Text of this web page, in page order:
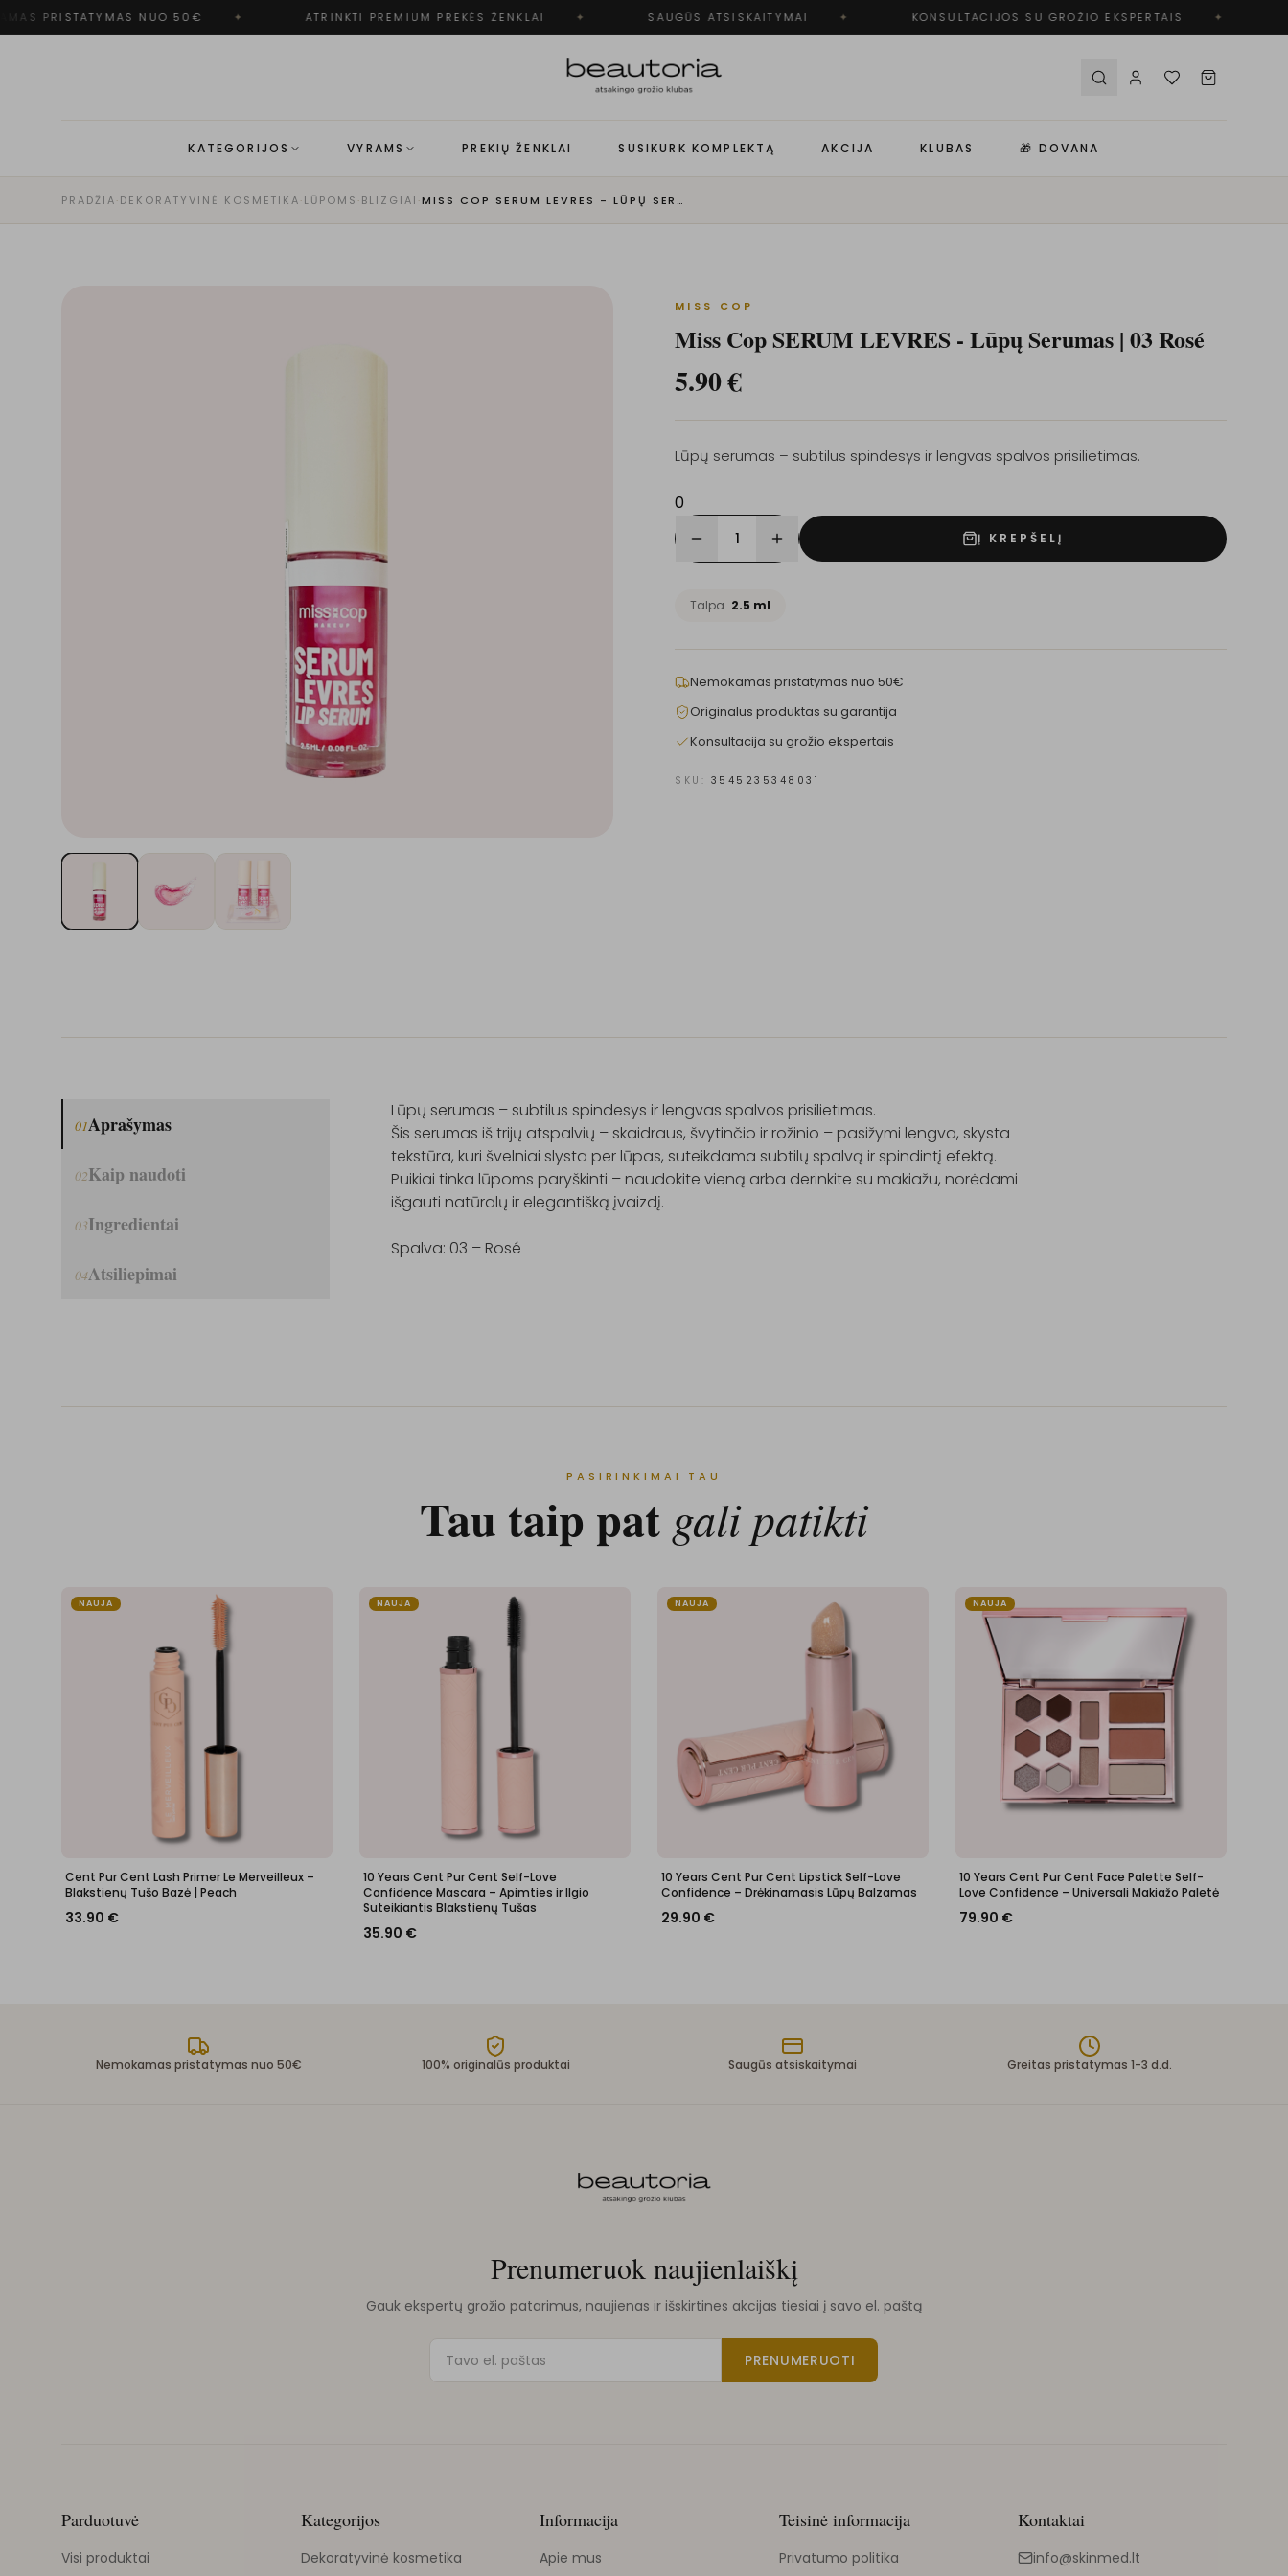
PRISTATYMAS NUO 50€ ATRINKTI PREMIUM PREKĖS ŽENKLAI SAUGŪS ATSISKAITYMAI KONSULTACIJOS SU GROŽIO EKSPERTAIS
KATEGORIJOS VYRAMS PREKIŲ ŽENKLAI SUSIKURK KOMPLEKTĄ AKCIJA KLUBAS 🎁 DOVANA
PRADŽIA·DEKORATYVINĖ KOSMETIKA·LŪPOMS ·BLIZGIAI · MISS COP SERUM LEVRES - LŪPŲ SERUMAS | 03 ROSÉ
MISS COP
Miss Cop SERUM LEVRES - Lūpų Serumas | 03 Rosé
5.90€
Lūpų serumas – subtilus spindesys ir lengvas spalvos prisilietimas.
0
1 Į KREPŠELĮ
Talpa 2.5 ml
Nemokamas pristatymas nuo 50€
Originalus produktas su garantija
Konsultacija su grožio ekspertais
SKU: 3545235348031
01Aprašymas
02Kaip naudoti
03Ingredientai
04Atsiliepimai
Lūpų serumas – subtilus spindesys ir lengvas spalvos prisilietimas.
Šis serumas iš trijų atspalvių – skaidraus, švytinčio ir rožinio – pasižymi lengva, skysta
tekstūra, kuri švelniai slysta per lūpas, suteikdama subtilų spalvą ir spindintį efektą.
Puikiai tinka lūpoms paryškinti – naudokite vieną arba derinkite su makiažu, norėdami
išgauti natūralų ir elegantišką įvaizdį.
Spalva: 03 – Rosé
PASIRINKIMAI TAU
Tau taip pat gali patikti
NAUJA
Cent Pur Cent Lash Primer Le Merveilleux –
Blakstienų Tušo Bazė | Peach
33.90 €
NAUJA
10 Years Cent Pur Cent Self-Love
Confidence Mascara – Apimties ir Ilgio
Suteikiantis Blakstienų Tušas
35.90 €
NAUJA
10 Years Cent Pur Cent Lipstick Self-Love
Confidence – Drėkinamasis Lūpų Balzamas
29.90 €
NAUJA
10 Years Cent Pur Cent Face Palette Self-
Love Confidence – Universali Makiažo Paletė
79.90 €
Nemokamas pristatymas nuo 50€ 100% originalūs produktai Saugūs atsiskaitymai Greitas pristatymas 1-3 d.d.
Prenumeruok naujienlaiškį
Gauk ekspertų grožio patarimus, naujienas ir išskirtines akcijas tiesiai į savo el. paštą
PRENUMERUOTI
Parduotuvė
Visi produktai
Kategorijos
Dekoratyvinė kosmetika
Informacija
Apie mus
Teisinė informacija
Privatumo politika
Kontaktai
info@skinmed.lt